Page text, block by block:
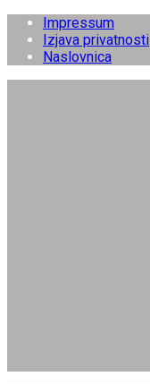
Impressum
Izjava privatnosti
Naslovnica